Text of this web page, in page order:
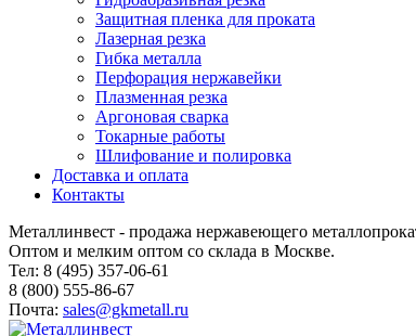
Защитная пленка для проката
Лазерная резка
Гибка металла
Перфорация нержавейки
Плазменная резка
Аргоновая сварка
Токарные работы
Шлифование и полировка
Доставка и оплата
Контакты
Металлинвест - продажа нержавеющего
Оптом и мелким оптом со склада в Москве.
Тел: 8 (495) 357-06-61
8 (800) 555-86-67
Почта: sales@gkmetall.ru